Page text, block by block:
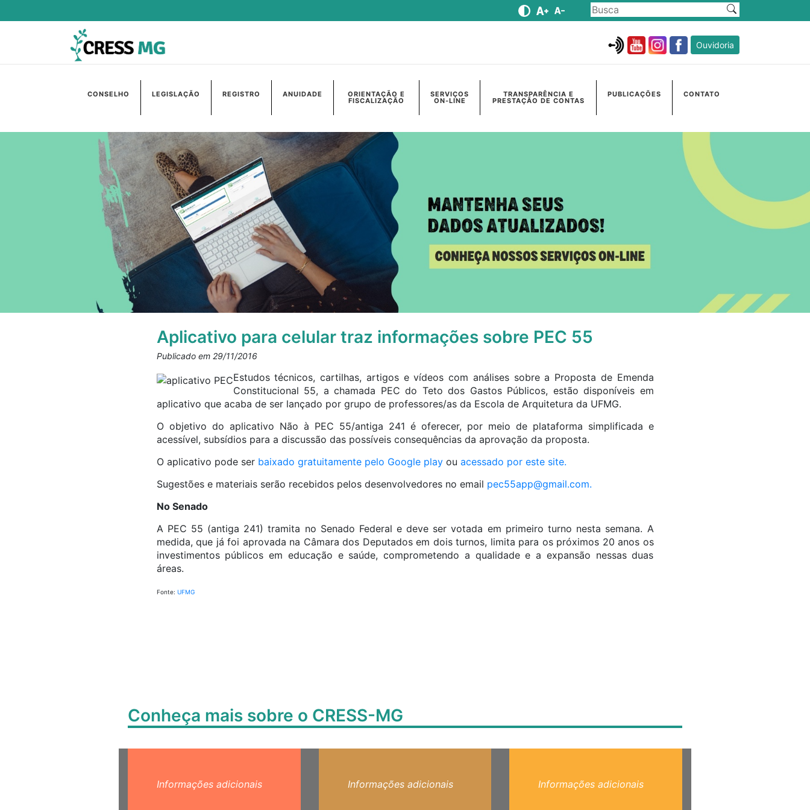
Ouvidoria
CONSELHO LEGISLAÇÃO REGISTRO ANUIDADE ORIENTAÇÃO E
FISCALIZAÇÃO
SERVIÇOS
ON-LINE
TRANSPARÊNCIA E
PRESTAÇÃO DE CONTAS
PUBLICAÇÕES CONTATO
Aplicativo para celular traz informações sobre PEC 55
Publicado em 29/11/2016
Estudos técnicos, cartilhas, artigos e vídeos com análises sobre a Proposta de Emenda
Constitucional 55, a chamada PEC do Teto dos Gastos Públicos, estão disponíveis em
aplicativo que acaba de ser lançado por grupo de professores/as da Escola de Arquitetura da UFMG.
O objetivo do aplicativo Não à PEC 55/antiga 241 é oferecer, por meio de plataforma simplificada e
acessível, subsídios para a discussão das possíveis consequências da aprovação da proposta.
O aplicativo pode ser baixado gratuitamente pelo Google play ou acessado por este site.
Sugestões e materiais serão recebidos pelos desenvolvedores no email pec55app@gmail.com.
No Senado
A PEC 55 (antiga 241) tramita no Senado Federal e deve ser votada em primeiro turno nesta semana. A
medida, que já foi aprovada na Câmara dos Deputados em dois turnos, limita para os próximos 20 anos os
investimentos públicos em educação e saúde, comprometendo a qualidade e a expansão nessas duas
áreas.
Fonte: UFMG
Conheça mais sobre o CRESS-MG
Informações adicionais Informações adicionais Informações adicionais